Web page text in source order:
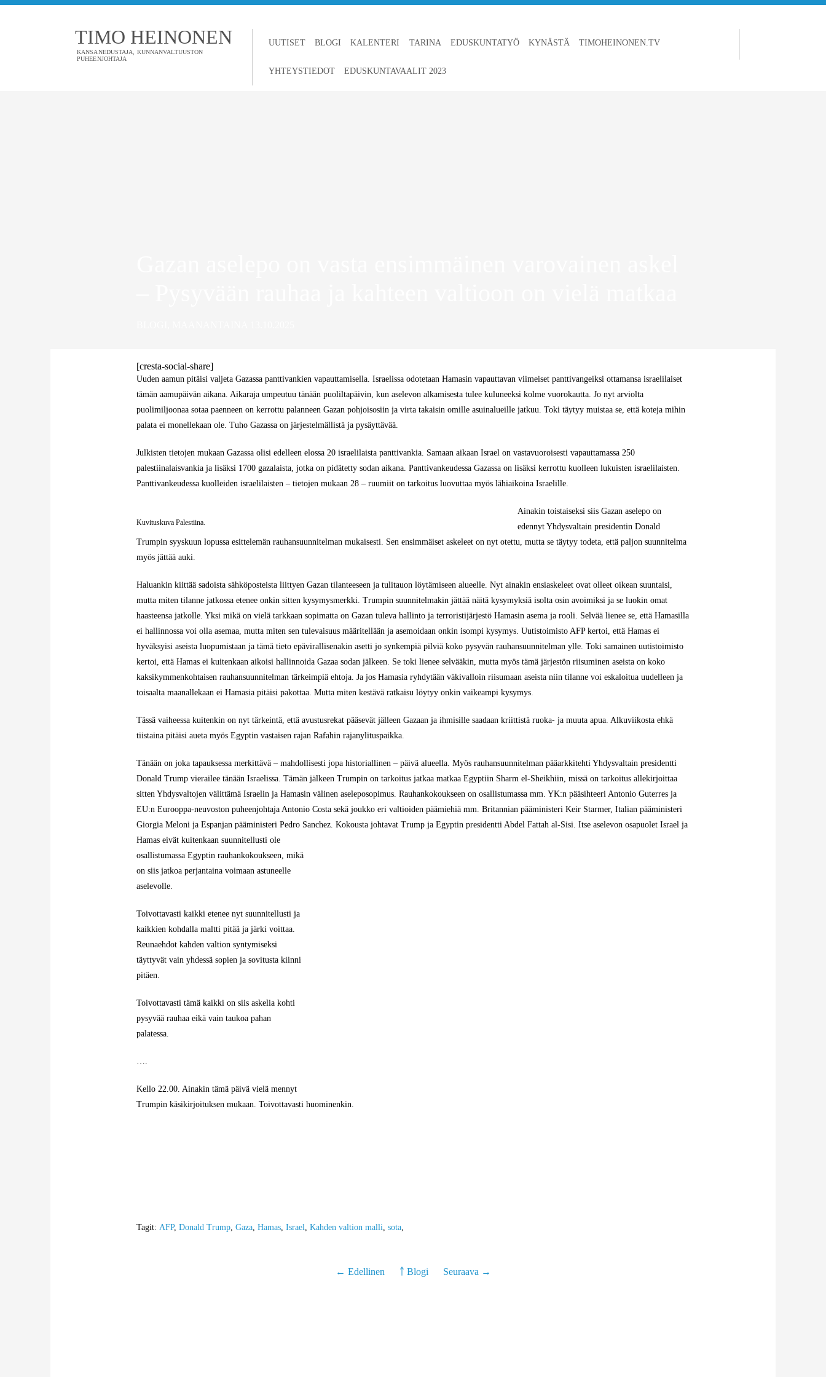
TIMO HEINONEN
KANSANEDUSTAJA, KUNNANVALTUUSTON
PUHEENJOHTAJA
UUTISET BLOGI KALENTERI TARINA EDUSKUNTATYÖ KYNÄSTÄ TIMOHEINONEN.TV
YHTEYSTIEDOT EDUSKUNTAVAALIT 2023
[cresta-social-share]
Uuden aamun pitäisi valjeta Gazassa panttivankien vapauttamisella. Israelissa odotetaan Hamasin vapauttavan viimeiset panttivangeiksi ottamansa israelilaiset
tämän aamupäivän aikana. Aikaraja umpeutuu tänään puoliltapäivin, kun aselevon alkamisesta tulee kuluneeksi kolme vuorokautta. Jo nyt arviolta
puolimiljoonaa sotaa paenneen on kerrottu palanneen Gazan pohjoisosiin ja virta takaisin omille asuinalueille jatkuu. Toki täytyy muistaa se, että koteja mihin
palata ei monellekaan ole. Tuho Gazassa on järjestelmällistä ja pysäyttävää.
Julkisten tietojen mukaan Gazassa olisi edelleen elossa 20 israelilaista panttivankia. Samaan aikaan Israel on vastavuoroisesti vapauttamassa 250
palestiinalaisvankia ja lisäksi 1700 gazalaista, jotka on pidätetty sodan aikana. Panttivankeudessa Gazassa on lisäksi kerrottu kuolleen lukuisten israelilaisten.
Panttivankeudessa kuolleiden israelilaisten – tietojen mukaan 28 – ruumiit on tarkoitus luovuttaa myös lähiaikoina Israelille.
Kuvituskuva Palestiina.
Ainakin toistaiseksi siis Gazan aselepo on
edennyt Yhdysvaltain presidentin Donald
Trumpin syyskuun lopussa esittelemän rauhansuunnitelman mukaisesti. Sen ensimmäiset askeleet on nyt otettu, mutta se täytyy todeta, että paljon suunnitelma
myös jättää auki.
Haluankin kiittää sadoista sähköposteista liittyen Gazan tilanteeseen ja tulitauon löytämiseen alueelle. Nyt ainakin ensiaskeleet ovat olleet oikean suuntaisi,
mutta miten tilanne jatkossa etenee onkin sitten kysymysmerkki. Trumpin suunnitelmakin jättää näitä kysymyksiä isolta osin avoimiksi ja se luokin omat
haasteensa jatkolle. Yksi mikä on vielä tarkkaan sopimatta on Gazan tuleva hallinto ja terroristijärjestö Hamasin asema ja rooli. Selvää lienee se, että Hamasilla
ei hallinnossa voi olla asemaa, mutta miten sen tulevaisuus määritellään ja asemoidaan onkin isompi kysymys. Uutistoimisto AFP kertoi, että Hamas ei
hyväksyisi aseista luopumistaan ja tämä tieto epävirallisenakin asetti jo synkempiä pilviä koko pysyvän rauhansuunnitelman ylle. Toki samainen uutistoimisto
kertoi, että Hamas ei kuitenkaan aikoisi hallinnoida Gazaa sodan jälkeen. Se toki lienee selvääkin, mutta myös tämä järjestön riisuminen aseista on koko
kaksikymmenkohtaisen rauhansuunnitelman tärkeimpiä ehtoja. Ja jos Hamasia ryhdytään väkivalloin riisumaan aseista niin tilanne voi eskaloitua uudelleen ja
toisaalta maanallekaan ei Hamasia pitäisi pakottaa. Mutta miten kestävä ratkaisu löytyy onkin vaikeampi kysymys.
Tässä vaiheessa kuitenkin on nyt tärkeintä, että avustusrekat pääsevät jälleen Gazaan ja ihmisille saadaan kriittistä ruoka- ja muuta apua. Alkuviikosta ehkä
tiistaina pitäisi aueta myös Egyptin vastaisen rajan Rafahin rajanylituspaikka.
Tänään on joka tapauksessa merkittävä – mahdollisesti jopa historiallinen – päivä alueella. Myös rauhansuunnitelman pääarkkitehti Yhdysvaltain presidentti
Donald Trump vierailee tänään Israelissa. Tämän jälkeen Trumpin on tarkoitus jatkaa matkaa Egyptiin Sharm el-Sheikhiin, missä on tarkoitus allekirjoittaa
sitten Yhdysvaltojen välittämä Israelin ja Hamasin välinen aseleposopimus. Rauhankokoukseen on osallistumassa mm. YK:n pääsihteeri Antonio Guterres ja
EU:n Eurooppa-neuvoston puheenjohtaja Antonio Costa sekä joukko eri valtioiden päämiehiä mm. Britannian pääministeri Keir Starmer, Italian pääministeri
Giorgia Meloni ja Espanjan pääministeri Pedro Sanchez. Kokousta johtavat Trump ja Egyptin presidentti Abdel Fattah al-Sisi. Itse aselevon osapuolet Israel ja
Hamas eivät kuitenkaan suunnitellusti ole
osallistumassa Egyptin rauhankokoukseen, mikä
on siis jatkoa perjantaina voimaan astuneelle
aselevolle.
Toivottavasti kaikki etenee nyt suunnitellusti ja
kaikkien kohdalla maltti pitää ja järki voittaa.
Reunaehdot kahden valtion syntymiseksi
täyttyvät vain yhdessä sopien ja sovitusta kiinni
pitäen.
Toivottavasti tämä kaikki on siis askelia kohti
pysyvää rauhaa eikä vain taukoa pahan
palatessa.
….
Kello 22.00. Ainakin tämä päivä vielä mennyt
Trumpin käsikirjoituksen mukaan. Toivottavasti huominenkin.
Tagit: AFP, Donald Trump, Gaza, Hamas, Israel, Kahden valtion malli, sota,
← Edellinen ￪ Blogi Seuraava →